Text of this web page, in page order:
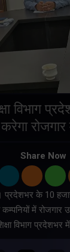
विभाग
करेगा
Share Now
प्रदेशभर के 10
कम्पनियों में
विभाग प्रदेशभर